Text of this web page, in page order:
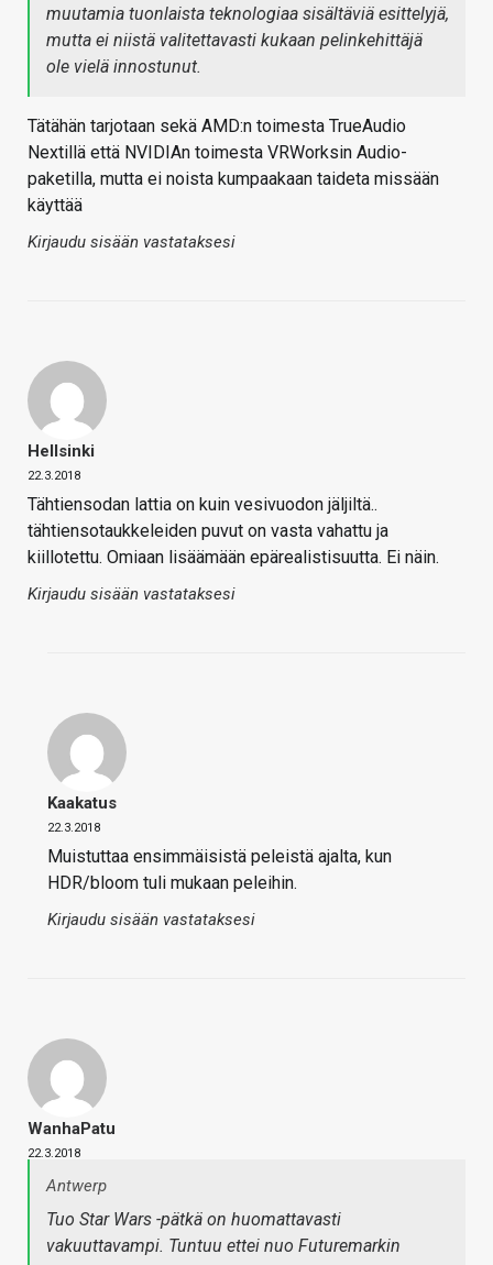
muutamia tuonlaista teknologiaa sisältäviä esittelyjä,
mutta ei niistä valitettavasti kukaan pelinkehittäjä
ole vielä innostunut.
Tätähän tarjotaan sekä AMD:n toimesta TrueAudio
Nextillä että NVIDIAn toimesta VRWorksin Audio-
paketilla, mutta ei noista kumpaakaan taideta missään
käyttää
Kirjaudu sisään vastataksesi
Hellsinki
22.3.2018
Tähtiensodan lattia on kuin vesivuodon jäljiltä..
tähtiensotaukkeleiden puvut on vasta vahattu ja
kiillotettu. Omiaan lisäämään epärealistisuutta. Ei näin.
Kirjaudu sisään vastataksesi
Kaakatus
22.3.2018
Muistuttaa ensimmäisistä peleistä ajalta, kun
HDR/bloom tuli mukaan peleihin.
Kirjaudu sisään vastataksesi
WanhaPatu
22.3.2018
Antwerp
Tuo Star Wars -pätkä on huomattavasti
vakuuttavampi. Tuntuu ettei nuo Futuremarkin